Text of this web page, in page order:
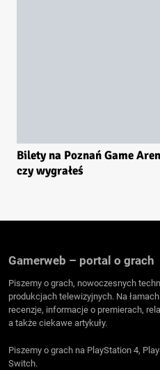
Bilety na Poznań Game
czy wygrałeś
Gamerweb – portal o grach
Piszemy o grach, nowoczesnych
produkcjach telewizyjnych. Na
recenzje, informacje o premierach,
a także ciekawe artykuły.
Piszemy o grach na PlayStation 4,
Switch.